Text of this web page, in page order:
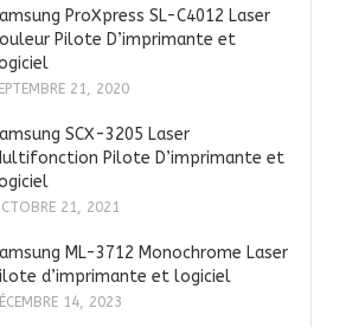
ProXpress SL-C4012 Laser
Pilote D’imprimante et
21, 2020
SCX-3205 Laser
Pilote D’imprimante et
21, 2021
ML-3712 Monochrome Laser
d’imprimante et logiciel
14, 2023